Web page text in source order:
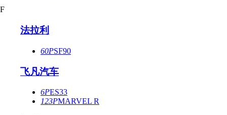
F
法拉利
60PSF90
飞凡汽车
6PES33
123PMARVEL R